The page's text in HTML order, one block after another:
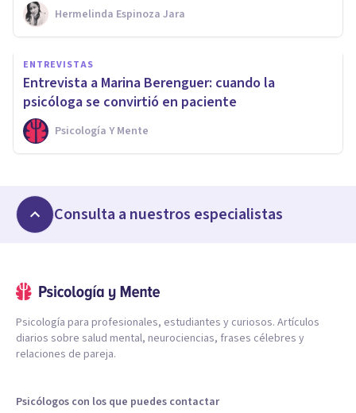
Hermelinda Espinoza Jara
ENTREVISTAS
Entrevista a Marina Berenguer: cuando la
psicóloga se convirtió en paciente
Psicología Y Mente
Consulta a nuestros especialistas
Psicología para profesionales, estudiantes y curiosos. Artículos
diarios sobre salud mental, neurociencias, frases célebres y
relaciones de pareja.
Psicólogos con los que puedes contactar